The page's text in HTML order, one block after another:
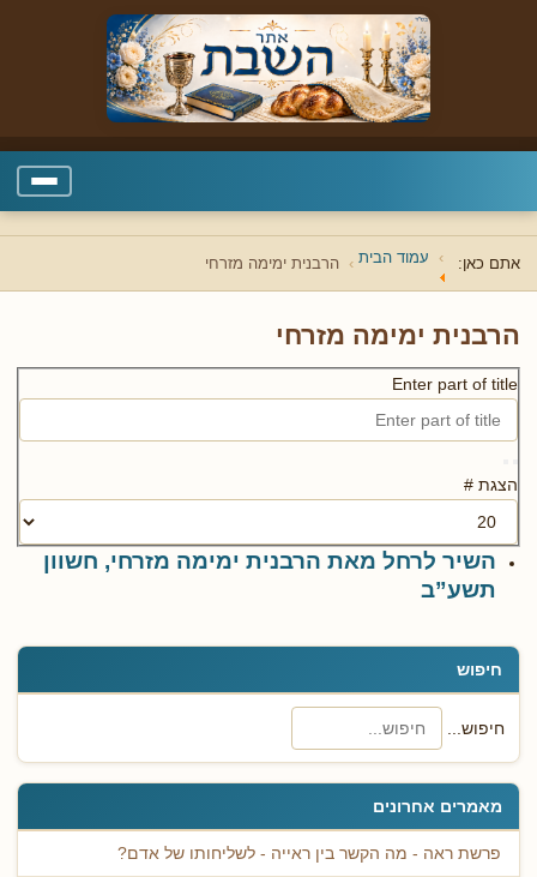
אתם כאן: עמוד הבית הרבנית ימימה מזרחי
חיפוש
חיפוש...
מאמרים אחרונים
פרשת ראה - מה הקשר בין ראייה - לשליחותו של אדם?
הרבנית ימימה מזרחי
Enter part of title
הצגת #
השיר לרחל מאת הרבנית ימימה מזרחי, חשוון
תשע”ב